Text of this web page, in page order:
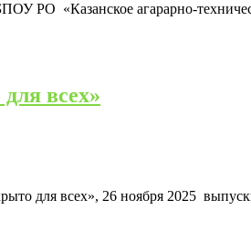
РО «Казанское агарарно-
всех»
для всех», 26 ноября 2025